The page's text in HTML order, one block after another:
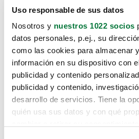
Uso responsable de sus datos
Nosotros y nuestros 1022 socios
datos personales, p.ej., su
como las cookies para almacenar
información en su dispositivo con
publicidad y contenido
publicidad y contenido,
desarrollo de servicios. Tiene la
quién usa sus datos y con qué